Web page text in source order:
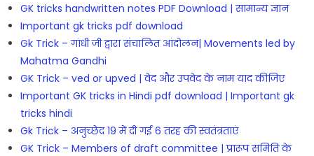
GK tricks handwritten notes PDF Download | सामान्य ज्ञान
Important gk tricks pdf download
Gk Trick – गांधी जी द्वारा संचालित आंदोलन| Movements led by
Mahatma Gandhi
GK Trick – ved or upved | वेद और उपवेद के नाम याद कीजिए
Important GK tricks in Hindi pdf download | Important gk
tricks hindi
Gk Trick – अनुच्छेद 19 में दी गई 6 तरह की स्वतंत्रताएं
GK Trick – Members of draft committee | प्रारूप समिति के